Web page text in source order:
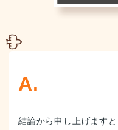
結論から申し上げます